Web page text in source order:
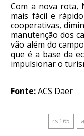
Com a nova rota,
mais fácil e
cooperativas,
manutenção dos
vão além do
que é a base da
impulsionar o
Fonte:ACS Daer
rs 165